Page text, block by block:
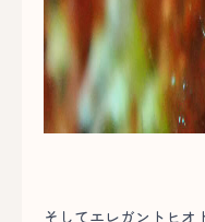
そしてエレガントヒオ